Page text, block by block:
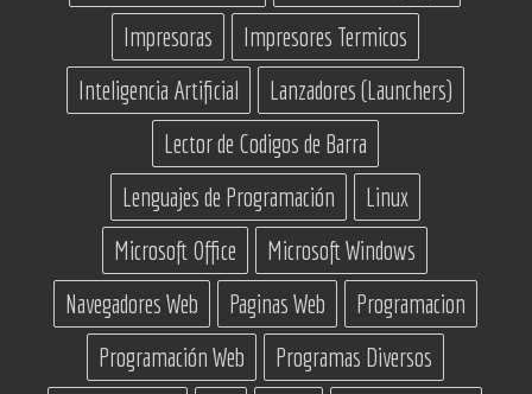
Impresoras
Impresores Termicos
Inteligencia Artificial
Lanzadores (Launchers)
Lector de Codigos de Barra
Lenguajes de Programación
Linux
Microsoft Office
Microsoft Windows
Navegadores Web
Paginas Web
Programacion
Programación Web
Programas Diversos